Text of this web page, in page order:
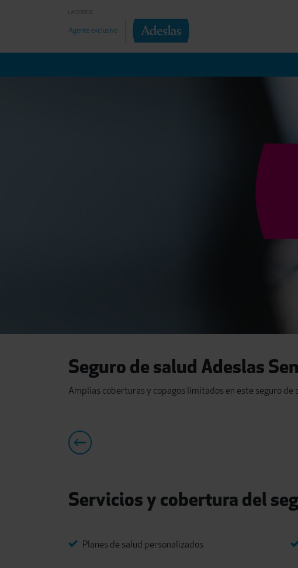
Seguro de salud Adeslas
Amplias coberturas y copagos limitados en este seguro de
Servicios y cobertura del
Planes de salud personalizados